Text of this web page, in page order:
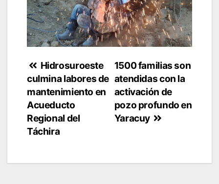
Navegación
de
entradas
1500 familias son
atendidas con la
activación de
pozo profundo en
Yaracuy
Hidrosuroeste
culmina labores de
mantenimiento en
Acueducto
Regional del
Táchira